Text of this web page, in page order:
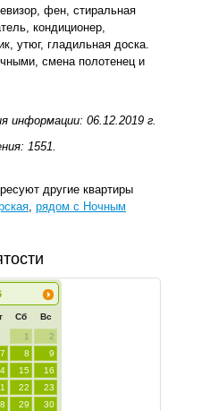
фен, стиральная
кондиционер,
утюг, гладильная доска.
смена полотенец и
информации: 06.12.2019 г.
1551.
другие квартиры
рядом с Ночным
Сб Вс
1
2
7 8
9
15
16
22
23
29
30